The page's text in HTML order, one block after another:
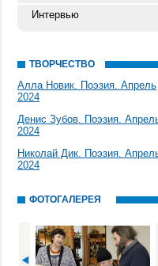
Интервью
ТВОРЧЕСТВО
Алла Новик. Поэзия. Апрель
2024
Денис Зубов. Поэзия.
2024
Николай Дик. Поэзия.
2024
ФОТОГАЛЕРЕЯ